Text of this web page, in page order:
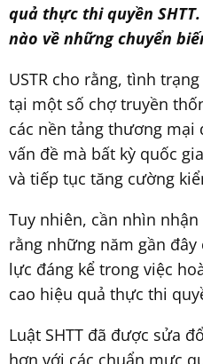
quả thực thi quyền
nào về những chuyển
USTR cho rằng, tình
tại một số chợ truyền
các nền tảng thương
vấn đề mà bất kỳ quốc
và tiếp tục tăng cường
Tuy nhiên, cần nhìn
rằng những năm gần
lực đáng kể trong việc
cao hiệu quả thực thi
Luật SHTT đã được sửa
hơn với các chuẩn mực